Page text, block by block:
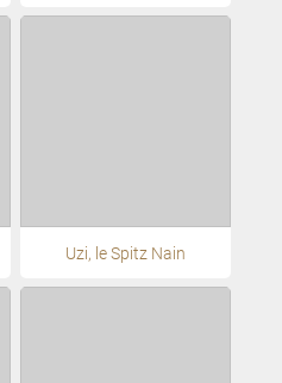
Uzi, le Spitz Nain